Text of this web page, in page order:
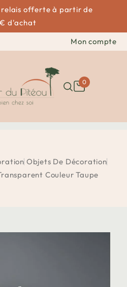
relais offerte à partir de
d'achat
Mon compte
0
Objets De Décoration
Couleur Taupe